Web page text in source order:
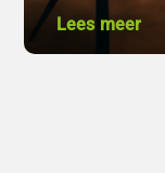
Lees meer